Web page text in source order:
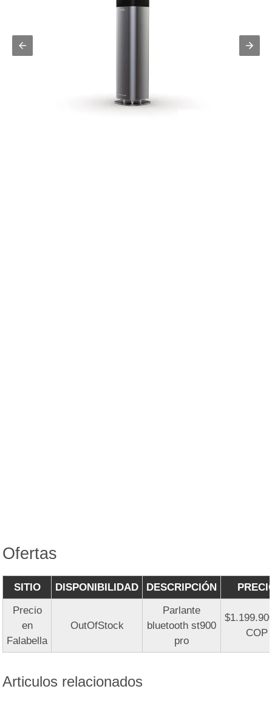
Ofertas
SITIO DISPONIBILIDAD DESCRIPCIÓN
Precio
en
Falabella
OutOfStock
Parlante
bluetooth st900
pro
COP
Articulos relacionados